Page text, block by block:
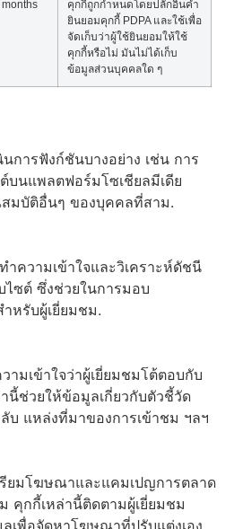
months
คุกกี้ถูกกำหนดโดยปลั๊กอินคำ
ยินยอมคุกกี้ PDPA และใช้เพื่อ
จัดเก็บว่าผู้ใช้ยินยอมให้ใช้
คุกกี้หรือไม่ มันไม่ได้เก็บ
ข้อมูลส่วนบุคคลใด ๆ
การฟังก์ชันบางอย่าง เช่น การ
บนแพลตฟอร์มโซเชียลมีเดีย
มบัติอื่นๆ ของบุคคลที่สาม.
ความเข้าใจและวิเคราะห์ดัชนี
ซต์ ซึ่งช่วยในการมอบ
หรับผู้เยี่ยมชม.
ามเข้าใจว่าผู้เยี่ยมชมโต้ตอบกับ
นี้ช่วยให้ข้อมูลเกี่ยวกับตัวชี้วัด
บ แหล่งที่มาของการเข้าชม ฯลฯ
ยมโฆษณาและแคมเปญการตลาด
คุกกี้เหล่านี้ติดตามผู้เยี่ยมชม